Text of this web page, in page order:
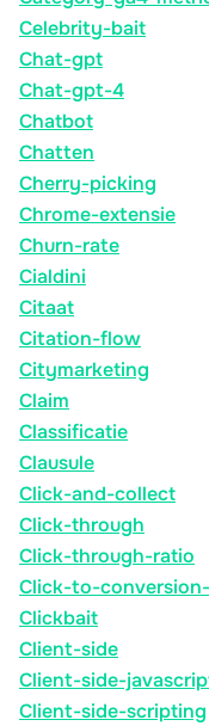
Celebrity-bait
Chat-gpt
Chat-gpt-4
Chatbot
Chatten
Cherry-picking
Chrome-extensie
Churn-rate
Cialdini
Citaat
Citation-flow
Citymarketing
Claim
Classificatie
Clausule
Click-and-collect
Click-through
Click-through-ratio
Click-to-
Clickbait
Client-side
Client-side-
Client-side-scripting